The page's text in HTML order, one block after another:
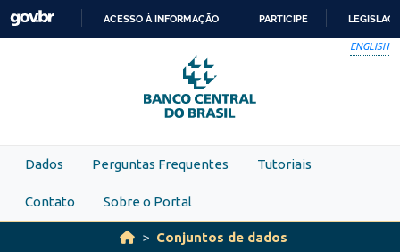
Skip to main content
PARA
O
CONTEÚDO
ACESSO À INFORMAÇÃO PARTICIPE
ENGLISH
Dados Perguntas Frequentes Tutoriais
Contato Sobre o Portal
Conjuntos de dados